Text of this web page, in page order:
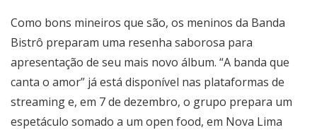
Como bons mineiros que são, os meninos da Banda
Bistrô preparam uma resenha saborosa para
apresentação de seu mais novo álbum. “A banda que
canta o amor” já está disponível nas plataformas de
streaming e, em 7 de dezembro, o grupo prepara um
espetáculo somado a um open food, em Nova Lima